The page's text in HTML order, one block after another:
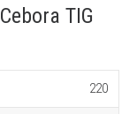
TIG
220